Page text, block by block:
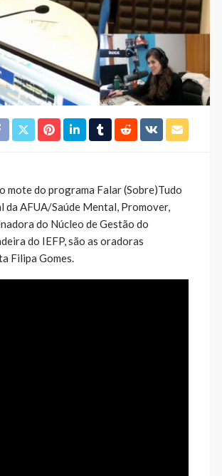
mote do programa Falar (Sobre)Tudo
da AFUA/Saúde Mental, Promover,
do Núcleo de Gestão do
do IEFP, são as oradoras
Filipa Gomes.